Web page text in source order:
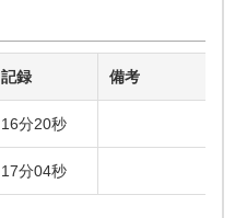
16分20秒
17分04秒
記録 備考